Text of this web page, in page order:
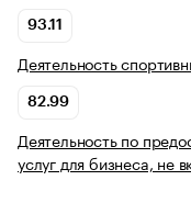
93.11
Деятельность
82.99
Деятельность по
услуг для бизнеса, не